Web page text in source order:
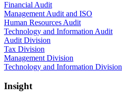
Financial Audit
Management Audit and ISO
Human Resources Audit
Technology and Information Audit
Audit Division
Tax Division
Management Division
Technology and Information Division
Insight